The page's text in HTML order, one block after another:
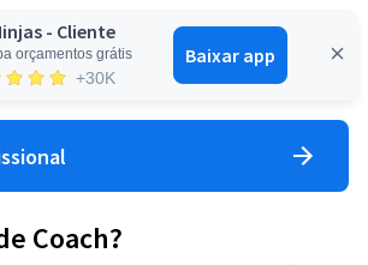
- Cliente
orçamentos grátis
+30K
Baixar app
Entrar
Coach?